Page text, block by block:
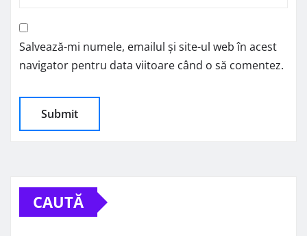
Salvează-mi numele, emailul și site-ul web în acest
navigator pentru data viitoare când o să comentez.
CAUTĂ